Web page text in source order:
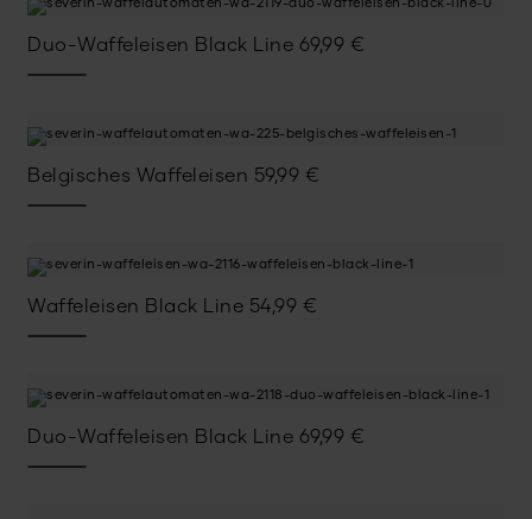
Duo-Waffeleisen Black Line 69,99 €
Belgisches Waffeleisen 59,99 €
Waffeleisen Black Line 54,99 €
Duo-Waffeleisen Black Line 69,99 €